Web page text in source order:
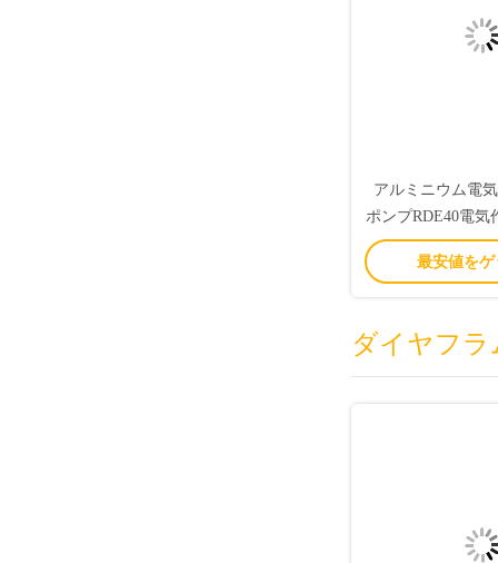
アルミニウム電
ポンプRDE40電気
ヤフラム
最安値を
ダイヤフ